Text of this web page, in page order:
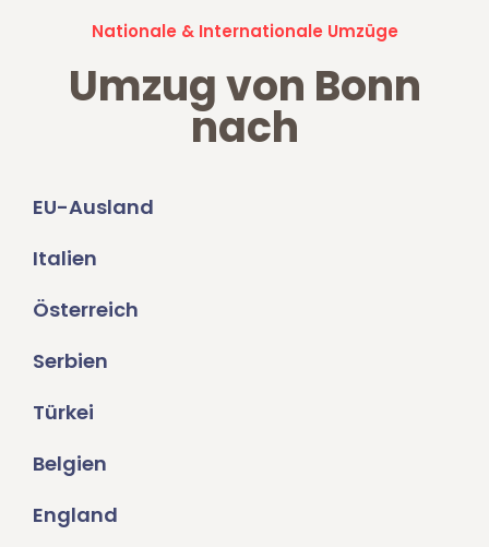
Nationale & Internationale Umzüge
Umzug von Bonn
nach
EU-Ausland
Italien
Österreich
Serbien
Türkei
Belgien
England